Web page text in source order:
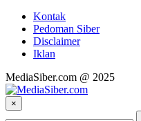
Kontak
Pedoman Siber
Disclaimer
Iklan
MediaSiber.com @ 2025
×